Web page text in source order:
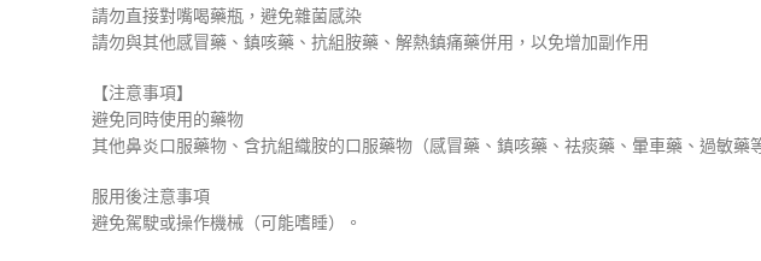
請勿直接對嘴喝藥瓶，避免雜菌感染
請勿與其他感冒藥、鎮咳藥、抗組胺藥、解熱鎮痛藥併用，以免增加副作用
【注意事項】
避免同時使用的藥物
其他鼻炎口服藥物、含抗組織胺的口服藥物（感冒藥、鎮咳藥、祛痰藥、暈車藥、過敏藥
服用後注意事項
避免駕駛或操作機械（可能嗜睡）。